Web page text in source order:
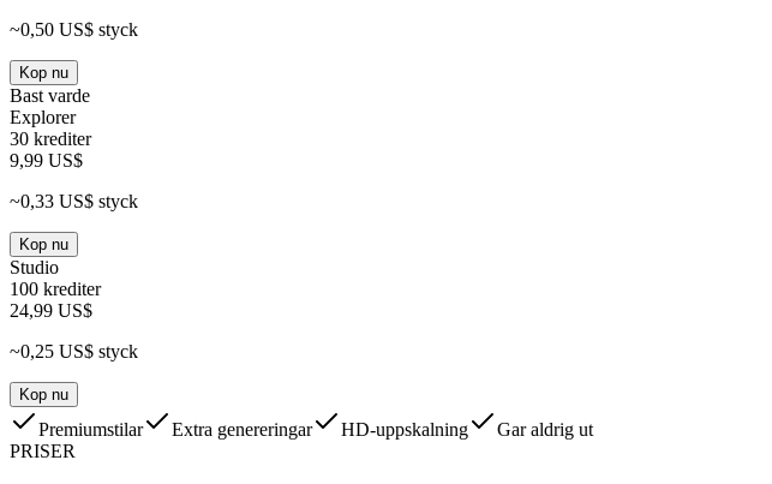
~0,50 US$ styck
Kop nu
Bast varde
Explorer
30 krediter
9,99 US$
~0,33 US$ styck
Kop nu
Studio
100 krediter
24,99 US$
~0,25 US$ styck
Kop nu
Premiumstilar Extra genereringar HD-uppskalning
Gar aldrig ut
PRISER